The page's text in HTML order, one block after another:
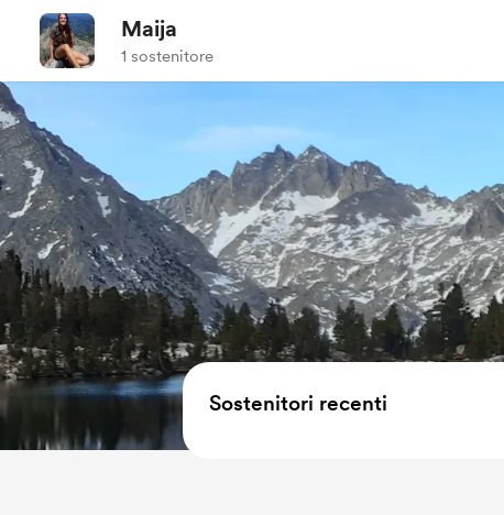
Maija
1 sostenitore
Sostenitori recenti